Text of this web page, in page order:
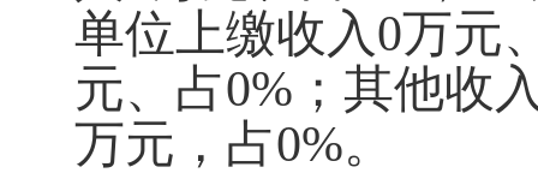
单位上缴收入0万元
元、占0% ；其他收
万元，占0%。